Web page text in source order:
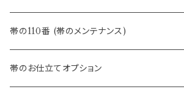
- 半幅帯
- 大人兵児帯
-フィカレ
帯の110番 (帯のメンテナンス)
帯のお仕立てオプション